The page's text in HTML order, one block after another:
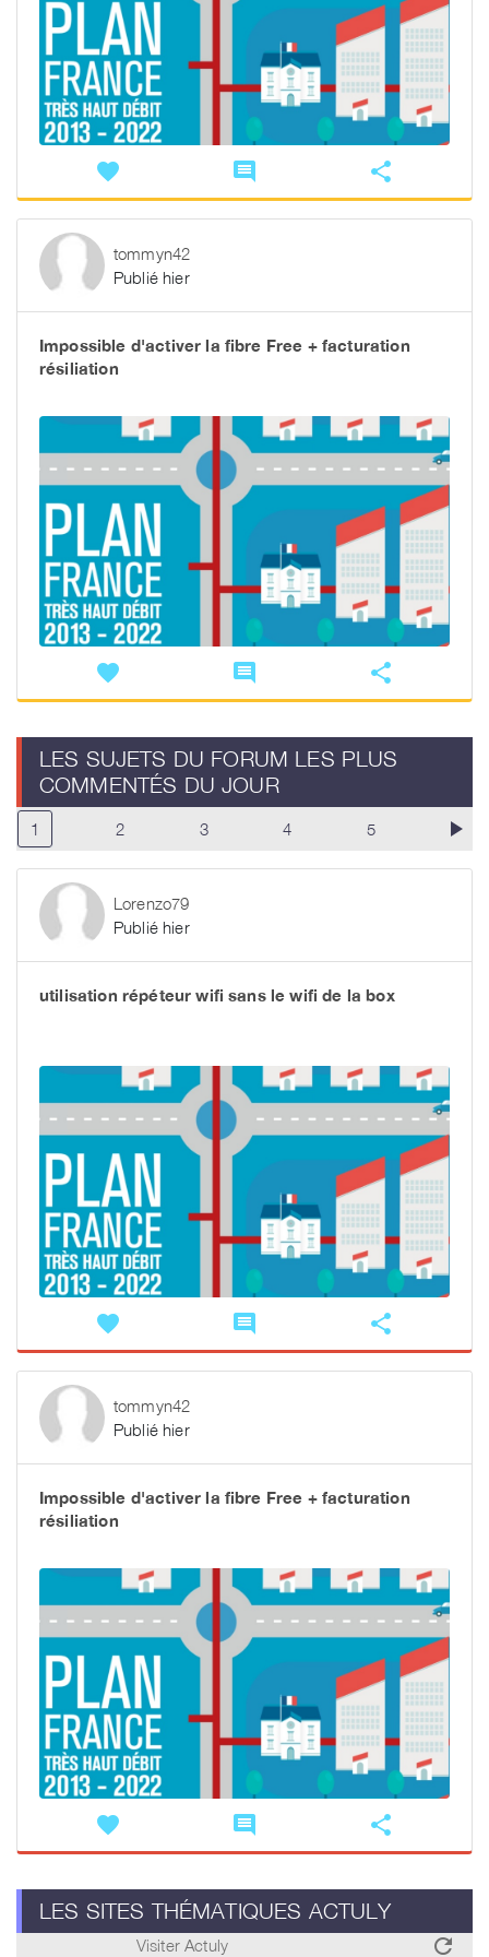
favorite comment share
tommyn42
Publié hier
Impossible d'activer la fibre Free + facturation
résiliation
favorite comment share
LES SUJETS DU FORUM LES PLUS
COMMENTÉS DU JOUR
1 2 3 4 5 play_arrow
Lorenzo79
Publié hier
utilisation répéteur wifi sans le wifi de la box
favorite comment share
tommyn42
Publié hier
Impossible d'activer la fibre Free + facturation
résiliation
favorite comment share
LES SITES THÉMATIQUES ACTULY
Visiter Actuly refresh